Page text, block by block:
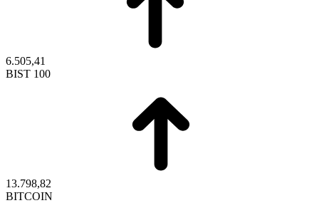
6.505,41
BIST 100
13.798,82
BITCOIN